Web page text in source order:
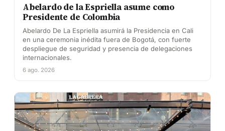
Abelardo de la Espriella asume como
Presidente de Colombia
Abelardo De La Espriella asumirá la Presidencia en Cali
en una ceremonia inédita fuera de Bogotá, con fuerte
despliegue de seguridad y presencia de delegaciones
internacionales.
6 ago. 2026